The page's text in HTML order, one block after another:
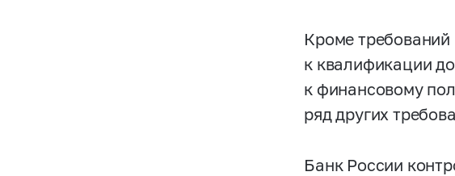
Кроме требований
к квалификации
к финансовому
ряд других
Банк России